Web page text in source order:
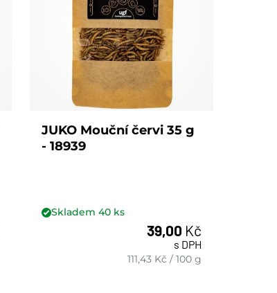
JUKO Mouční červi 35 g
- 18939
Skladem40 ks
39,00 Kč
s DPH
111,43 Kč / 100 g